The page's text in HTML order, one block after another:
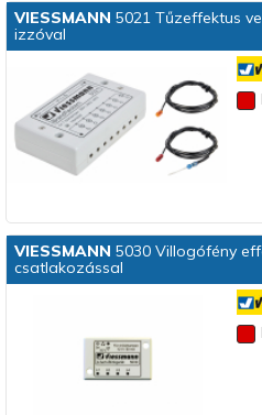
VIESSMANN 5021 Tűzeffektus
izzóval
VIESSMANN 5030 Villogófény
csatlakozással